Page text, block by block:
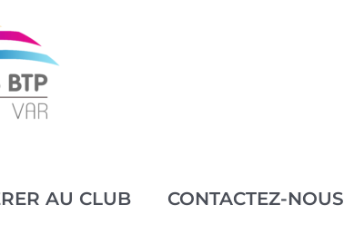
AU CLUB CONTACTEZ-NOUS